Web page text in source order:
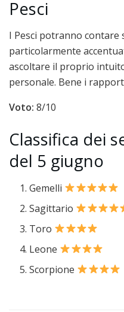
Pesci
I Pesci potranno contare
particolarmente
ascoltare il proprio
personale. Bene i
Voto: 8/10
Classifica dei
del 5 giugno
Gemelli
Sagittario
Toro
Leone
Scorpione